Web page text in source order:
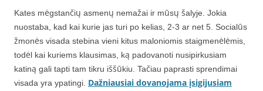
Kates mėgstančių asmenų nemažai ir mūsų šalyje. Jokia
nuostaba, kad kai kurie jas turi po kelias, 2-3 ar net 5. Socialūs
žmonės visada stebina vieni kitus maloniomis staigmenėlėmis,
todėl kai kuriems klausimas, ką padovanoti nusipirkusiam
katiną gali tapti tam tikru iššūkiu. Tačiau paprasti sprendimai
visada yra ypatingi. Dažniausiai dovanojama įsigijusiam